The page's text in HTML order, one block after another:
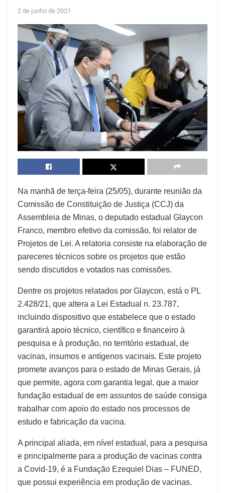
2 de junho de 2021
Na manhã de terça-feira (25/05), durante reunião da
Comissão de Constituição de Justiça (CCJ) da
Assembleia de Minas, o deputado estadual Glaycon
Franco, membro efetivo da comissão, foi relator de
Projetos de Lei. A relatoria consiste na elaboração de
pareceres técnicos sobre os projetos que estão
sendo discutidos e votados nas comissões.
Dentre os projetos relatados por Glaycon, está o PL
2.428/21, que altera a Lei Estadual n. 23.787,
incluindo dispositivo que estabelece que o estado
garantirá apoio técnico, científico e financeiro à
pesquisa e à produção, no território estadual, de
vacinas, insumos e antígenos vacinais. Este projeto
promete avanços para o estado de Minas Gerais, já
que permite, agora com garantia legal, que a maior
fundação estadual de em assuntos de saúde consiga
trabalhar com apoio do estado nos processos de
estudo e fabricação da vacina.
A principal aliada, em nível estadual, para a pesquisa
e principalmente para a produção de vacinas contra
a Covid-19, é a Fundação Ezequiel Dias – FUNED,
que possui experiência em produção de vacinas.